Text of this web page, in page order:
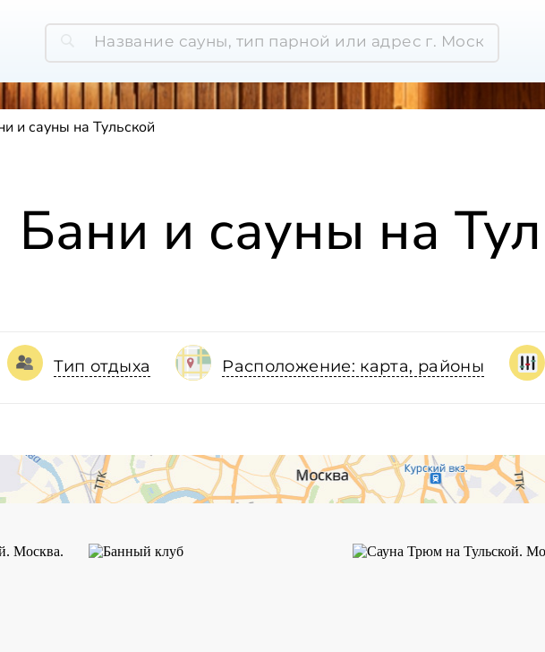
и сауны на Тульской
Бани и сауны на
Тип отдыха Расположение: карта, районы